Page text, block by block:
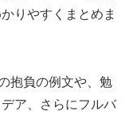
りやすくまとめま
抱負の例文や、勉
ア、さらにフルバ